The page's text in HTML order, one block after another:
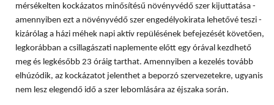
mérsékelten kockázatos minősítésű növényvédő szer kijuttatása -
amennyiben ezt a növényvédő szer engedélyokirata lehetővé teszi -
kizárólag a házi méhek napi aktív repülésének befejezését követően,
legkorábban a csillagászati naplemente előtt egy órával kezdhető
meg és legkésőbb 23 óráig tarthat. Amennyiben a kezelés tovább
elhúzódik, az kockázatot jelenthet a beporzó szervezetekre, ugyanis
nem lesz elegendő idő a szer lebomlására az éjszaka során.